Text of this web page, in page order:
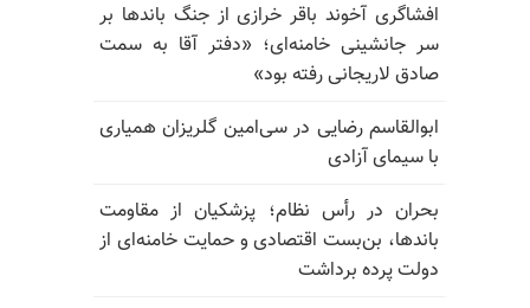
افشاگری آخوند باقر خرازی از جنگ باندها بر
سر جانشینی خامنه‌ای؛ «دفتر آقا به سمت
صادق لاریجانی رفته بود»
ابوالقاسم رضایی در سی‌امین گلریزان همیاری
با سیمای آزادی
بحران در رأس نظام؛ پزشکیان از مقاومت
باندها، بن‌بست اقتصادی و حمایت خامنه‌ای از
دولت پرده برداشت